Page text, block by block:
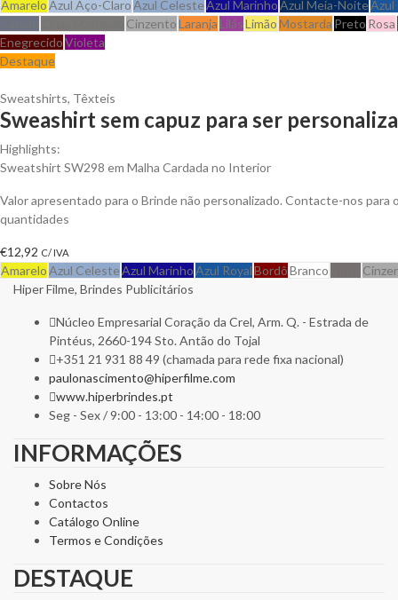
AmareloAzul Aço-ClaroAzul CelesteAzul MarinhoAzul Meia-NoiteAzul
CinzentoLaranja LilásLimãoMostarda Preto Rosa
EnegrecidoVioleta
Destaque
Sweatshirts, Têxteis
Sweashirt sem capuz para ser
Highlights:
Sweatshirt SW298 em Malha Cardada no Interior
Valor apresentado para o Brinde não personalizado. Contacte-nos
quantidades
€12,92 C/ IVA
AmareloAzul CelesteAzul MarinhoAzul RoyalBordôBranco
Hiper Filme, Brindes Publicitários
Núcleo Empresarial Coração da Crel, Arm. Q. - Estrada de
Pintéus, 2660-194 Sto. Antão do Tojal
+351 21 931 88 49 (chamada para rede fixa nacional)
paulonascimento@hiperfilme.com
www.hiperbrindes.pt
Seg - Sex / 9:00 - 13:00 - 14:00 - 18:00
INFORMAÇÕES
Sobre Nós
Contactos
Catálogo Online
Termos e Condições
DESTAQUE